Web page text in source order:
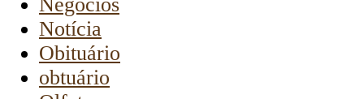
Notícia
Obituário
obtuário